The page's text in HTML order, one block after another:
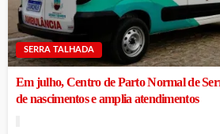
SERRA TALHADA
Em julho, Centro de Parto Normal de
de nascimentos e amplia atendimentos